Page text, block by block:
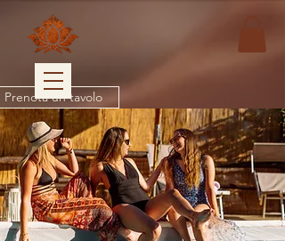
Prenota un tavolo